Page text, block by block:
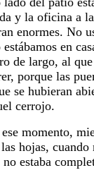
y la oficina a
enormes. No
estábamos en
de largo, al
porque las
se hubieran
cerrojo.
momento,
hojas,
estaba